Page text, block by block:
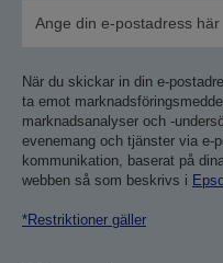
När du skickar in din e-
ta emot
marknadsanalyser och -
evenemang och tjänster via e-
kommunikation, baserat på
webben så som beskrivs i
*Restriktioner gäller